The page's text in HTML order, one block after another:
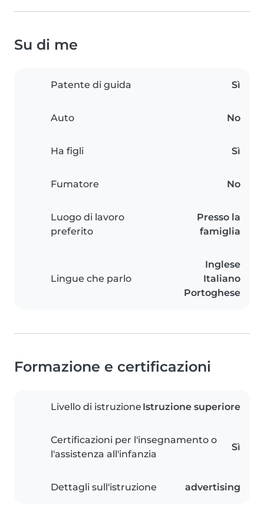
Su di me
Patente di guida Sì
Auto No
Ha figli Sì
Fumatore No
Luogo di lavoro
preferito
Presso la
famiglia
Lingue che parlo
Inglese
Italiano
Portoghese
Formazione e certificazioni
Livello di istruzione Istruzione superiore
Certificazioni per l'insegnamento o
l'assistenza all'infanzia
Sì
Dettagli sull'istruzione advertising